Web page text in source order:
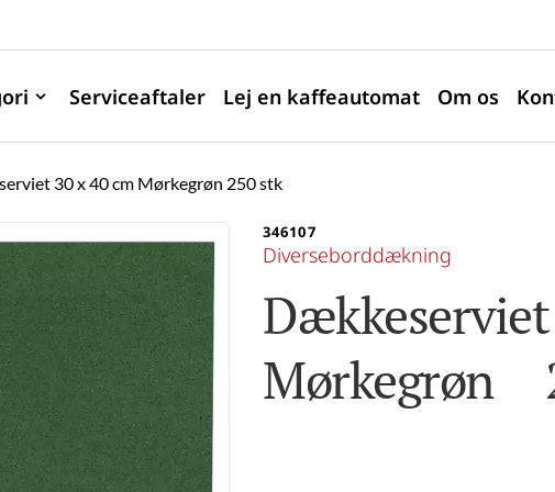
Serviceaftaler Lej en kaffeautomat Om os
30 x 40 cm Mørkegrøn 250 stk
346107
Diverseborddækning
Mørkegrøn